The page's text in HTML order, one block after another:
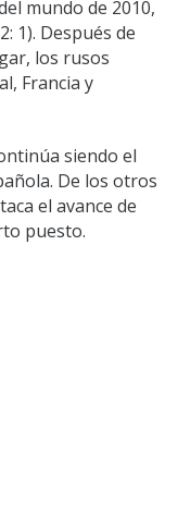
mundo de 2010,
1). Después de
los rusos
Francia y
siendo el
De los otros
el avance de
puesto.